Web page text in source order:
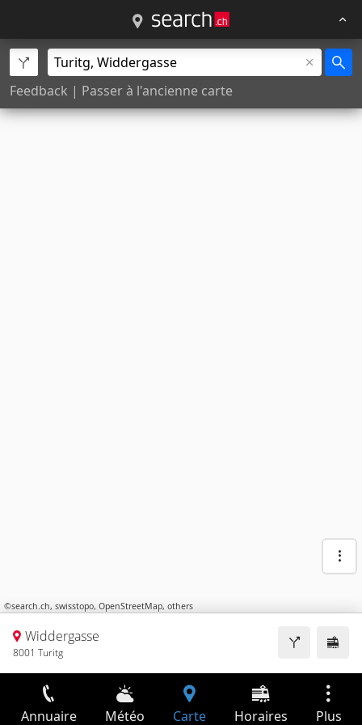
Feedback | Passer à l'ancienne carte
©search.ch, swisstopo, OpenStreetMap, others
Widdergasse
8001 Turitg
Annuaire Météo Carte Horaires Plus